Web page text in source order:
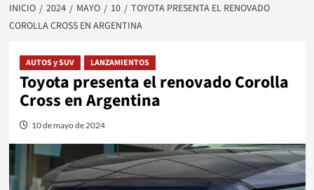
INICIO 2024 MAYO 10
TOYOTA PRESENTA EL RENOVADO
COROLLA CROSS EN ARGENTINA
AUTOS y SUV LANZAMIENTOS
Toyota presenta el renovado Corolla
Cross en Argentina
10 de mayo de 2024